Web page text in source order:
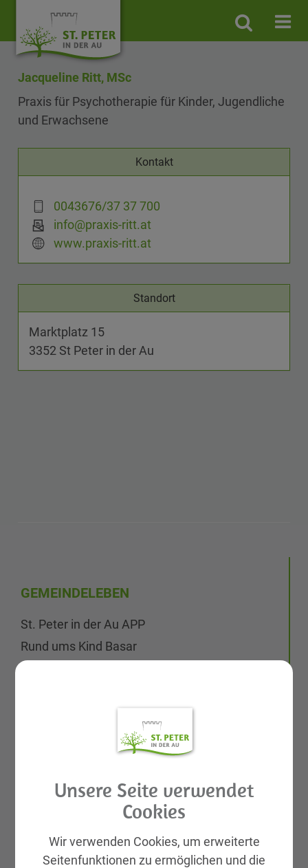
Site
search
Jacqueline Ritt, MSc
Praxis für Psychotherapie für Kinder, Jugendliche
und Erwachsene
Kontakt
0043676/37 37 700
info@praxis-ritt.at
www.praxis-ritt.at
Standort
Marktplatz 15
3352 St Peter in der Au
GEMEINDELEBEN
St. Peter in der Au APP
Rund ums Kind Basar
Kinderbetreuung
Schulen
Medizinische Versorgung
Unsere Seite verwendet
Cookies
Wir verwenden Cookies, um erweiterte
Seitenfunktionen zu ermöglichen und die